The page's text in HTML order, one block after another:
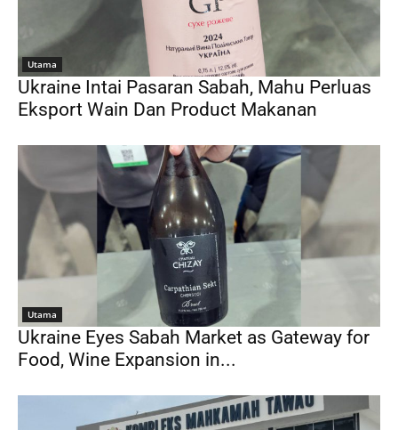
Utama
Ukraine Intai Pasaran Sabah, Mahu Perluas
Eksport Wain Dan Product Makanan
Utama
Ukraine Eyes Sabah Market as Gateway for
Food, Wine Expansion in...